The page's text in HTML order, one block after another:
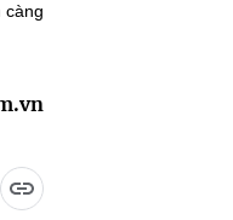
càng